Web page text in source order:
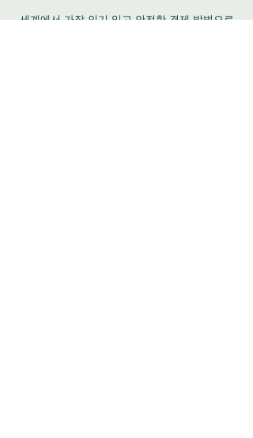
세계에서 가장 인기 있고 안전한 결제 방법으로